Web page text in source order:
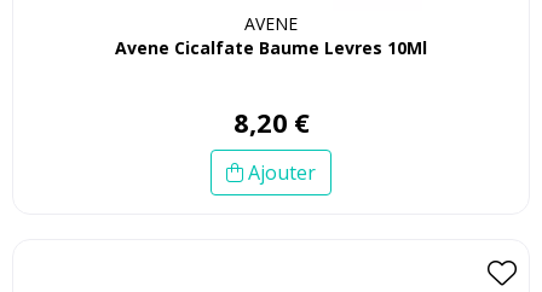
AVENE
Avene Cicalfate Baume Levres 10Ml
8,20 €
Ajouter